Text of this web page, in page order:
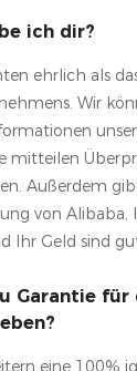
ich dir?
ehrlich als
Wir
mitteilen
Außerdem
von Alibaba,
Ihr Geld sind
Garantie für
eine 100%